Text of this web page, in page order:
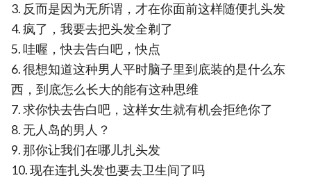
3. 反而是因为无所谓，才在你面前这样随便扎头发
4. 疯了，我要去把头发全剃了
5. 哇喔，快去告白吧，快点
6. 很想知道这种男人平时脑子里到底装的是什么东
西，到底怎么长大的能有这种思维
7. 求你快去告白吧，这样女生就有机会拒绝你了
8. 无人岛的男人？
9. 那你让我们在哪儿扎头发
10. 现在连扎头发也要去卫生间了吗